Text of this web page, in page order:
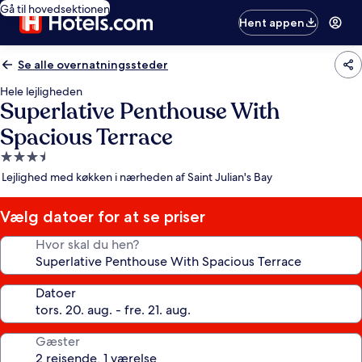
Gå til hovedsektionen
Hent appen
Se alle overnatningssteder
Hele lejligheden
Superlative Penthouse With
Spacious Terrace
3.5-
stjernet
Lejlighed med køkken i nærheden af Saint Julian's Bay
Vælg datoer for at se priser
Hvor skal du hen?
Datoer
Gæster